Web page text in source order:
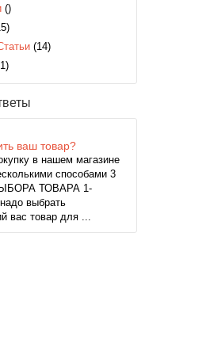
()
(14)
ваш товар?
в нашем магазине
способами 3
ТОВАРА 1-
выбрать
вас товар для ...